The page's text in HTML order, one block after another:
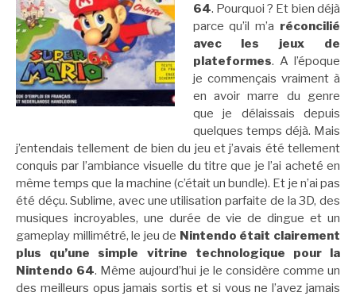
64. Pourquoi ? Et bien déjà
parce qu’il m’a réconcilié
avec les jeux de
plateformes. A l’époque
je commençais vraiment à
en avoir marre du genre
que je délaissais depuis
quelques temps déjà. Mais
j’entendais tellement de bien du jeu et j’avais été tellement
conquis par l’ambiance visuelle du titre que je l’ai acheté en
même temps que la machine (c’était un bundle). Et je n’ai pas
été déçu. Sublime, avec une utilisation parfaite de la 3D, des
musiques incroyables, une durée de vie de dingue et un
gameplay millimétré, le jeu de Nintendo était clairement
plus qu’une simple vitrine technologique pour la
Nintendo 64. Même aujourd’hui je le considère comme un
des meilleurs opus jamais sortis et si vous ne l’avez jamais